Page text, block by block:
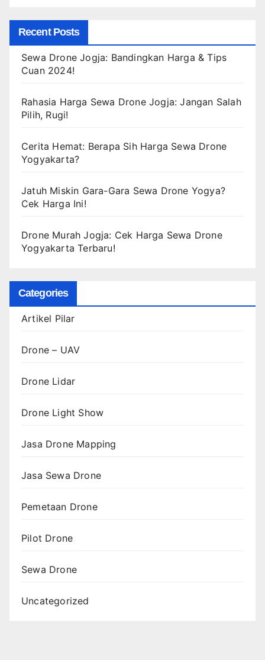
Recent Posts
Sewa Drone Jogja: Bandingkan Harga & Tips
Cuan 2024!
Rahasia Harga Sewa Drone Jogja: Jangan Salah
Pilih, Rugi!
Cerita Hemat: Berapa Sih Harga Sewa Drone
Yogyakarta?
Jatuh Miskin Gara-Gara Sewa Drone Yogya?
Cek Harga Ini!
Drone Murah Jogja: Cek Harga Sewa Drone
Yogyakarta Terbaru!
Categories
Artikel Pilar
Drone – UAV
Drone Lidar
Drone Light Show
Jasa Drone Mapping
Jasa Sewa Drone
Pemetaan Drone
Pilot Drone
Sewa Drone
Uncategorized